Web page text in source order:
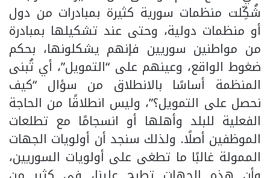
شُكِّلت منظمات سورية كثيرة بمبادرات من دول
أو منظمات دولية، وحتى عند تشكيلها بمبادرة
من مواطنين سوريين فإنهم يشكلونها، بحكم
ضغوط الواقع، وعينهم على “التمويل”، أي تُبنى
المنظمة أساسًا بالانطلاق من سؤال “كيف
نحصل على التمويل؟”، وليس انطلاقًا من الحاجة
الفعلية للبلد وأهلها أو انسجامًا مع تطلعات
الموظفين أصلًا. ولذلك سنجد أن أولويات الجهات
الممولة غالبًا ما تطغى على أولويات السوريين،